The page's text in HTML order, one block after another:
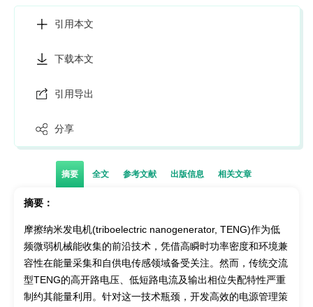
引用本文
下载本文
引用导出
分享
摘要 全文 参考文献 出版信息 相关文章
摘要：
摩擦纳米发电机(triboelectric nanogenerator, TENG)作为低
频微弱机械能收集的前沿技术，凭借高瞬时功率密度和环境兼
容性在能量采集和自供电传感领域备受关注。然而，传统交流
型TENG的高开路电压、低短路电流及输出相位失配特性严重
制约其能量利用。针对这一技术瓶颈，开发高效的电源管理策